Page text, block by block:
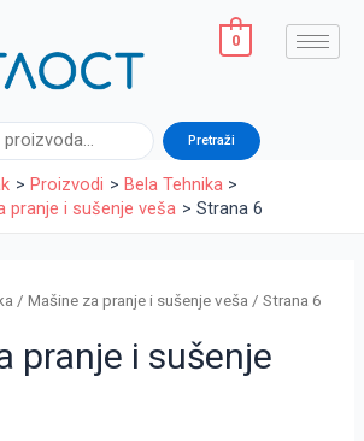
0
Pretraži
Proizvodi
Bela Tehnika
pranje i sušenje veša
Strana 6
/Mašine za pranje i sušenje veša / Strana 6
pranje i sušenje